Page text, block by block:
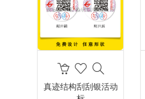
真迹结构刮刮银活动